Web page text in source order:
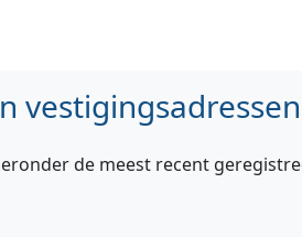
de meest recent